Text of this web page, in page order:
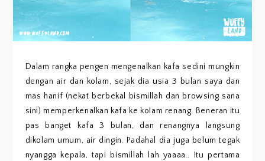
Dalam rangka pengen mengenalkan kafa sedini mungkin
dengan air dan kolam, sejak dia usia 3 bulan saya dan
mas hanif (nekat berbekal bismillah dan browsing sana
sini) memperkenalkan kafa ke kolam renang. Beneran itu
pas banget kafa 3 bulan, dan renangnya langsung
dikolam umum, air dingin. Padahal dia juga belum tegak
nyangga kepala, tapi bismillah lah yaaaa.. Itu pertama